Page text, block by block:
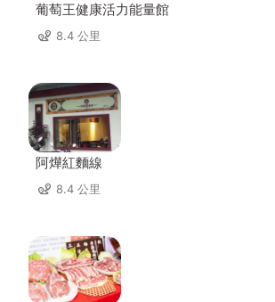
葡萄王健康活力能量館
8.4 公里
阿燁紅麵線
8.4 公里